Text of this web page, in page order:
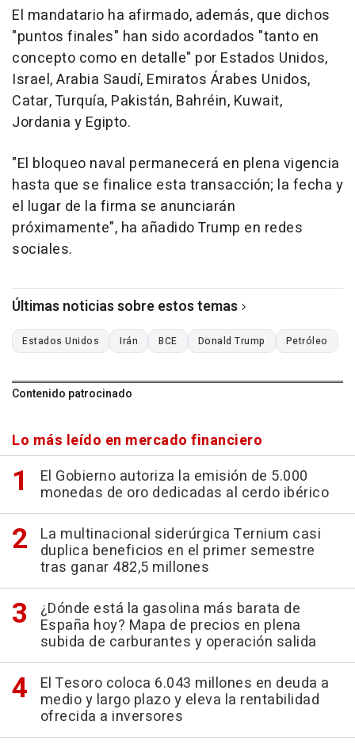
El mandatario ha afirmado, además, que dichos
"puntos finales" han sido acordados "tanto en
concepto como en detalle" por Estados Unidos,
Israel, Arabia Saudí, Emiratos Árabes Unidos,
Catar, Turquía, Pakistán, Bahréin, Kuwait,
Jordania y Egipto.
"El bloqueo naval permanecerá en plena vigencia
hasta que se finalice esta transacción; la fecha y
el lugar de la firma se anunciarán
próximamente", ha añadido Trump en redes
sociales.
Últimas noticias sobre estos temas
Estados Unidos Irán BCE Donald Trump Petróleo
Contenido patrocinado
Lo más leído en mercado financiero
El Gobierno autoriza la emisión de 5.000
monedas de oro dedicadas al cerdo ibérico
La multinacional siderúrgica Ternium casi
duplica beneficios en el primer semestre
tras ganar 482,5 millones
¿Dónde está la gasolina más barata de
España hoy? Mapa de precios en plena
subida de carburantes y operación salida
El Tesoro coloca 6.043 millones en deuda a
medio y largo plazo y eleva la rentabilidad
ofrecida a inversores